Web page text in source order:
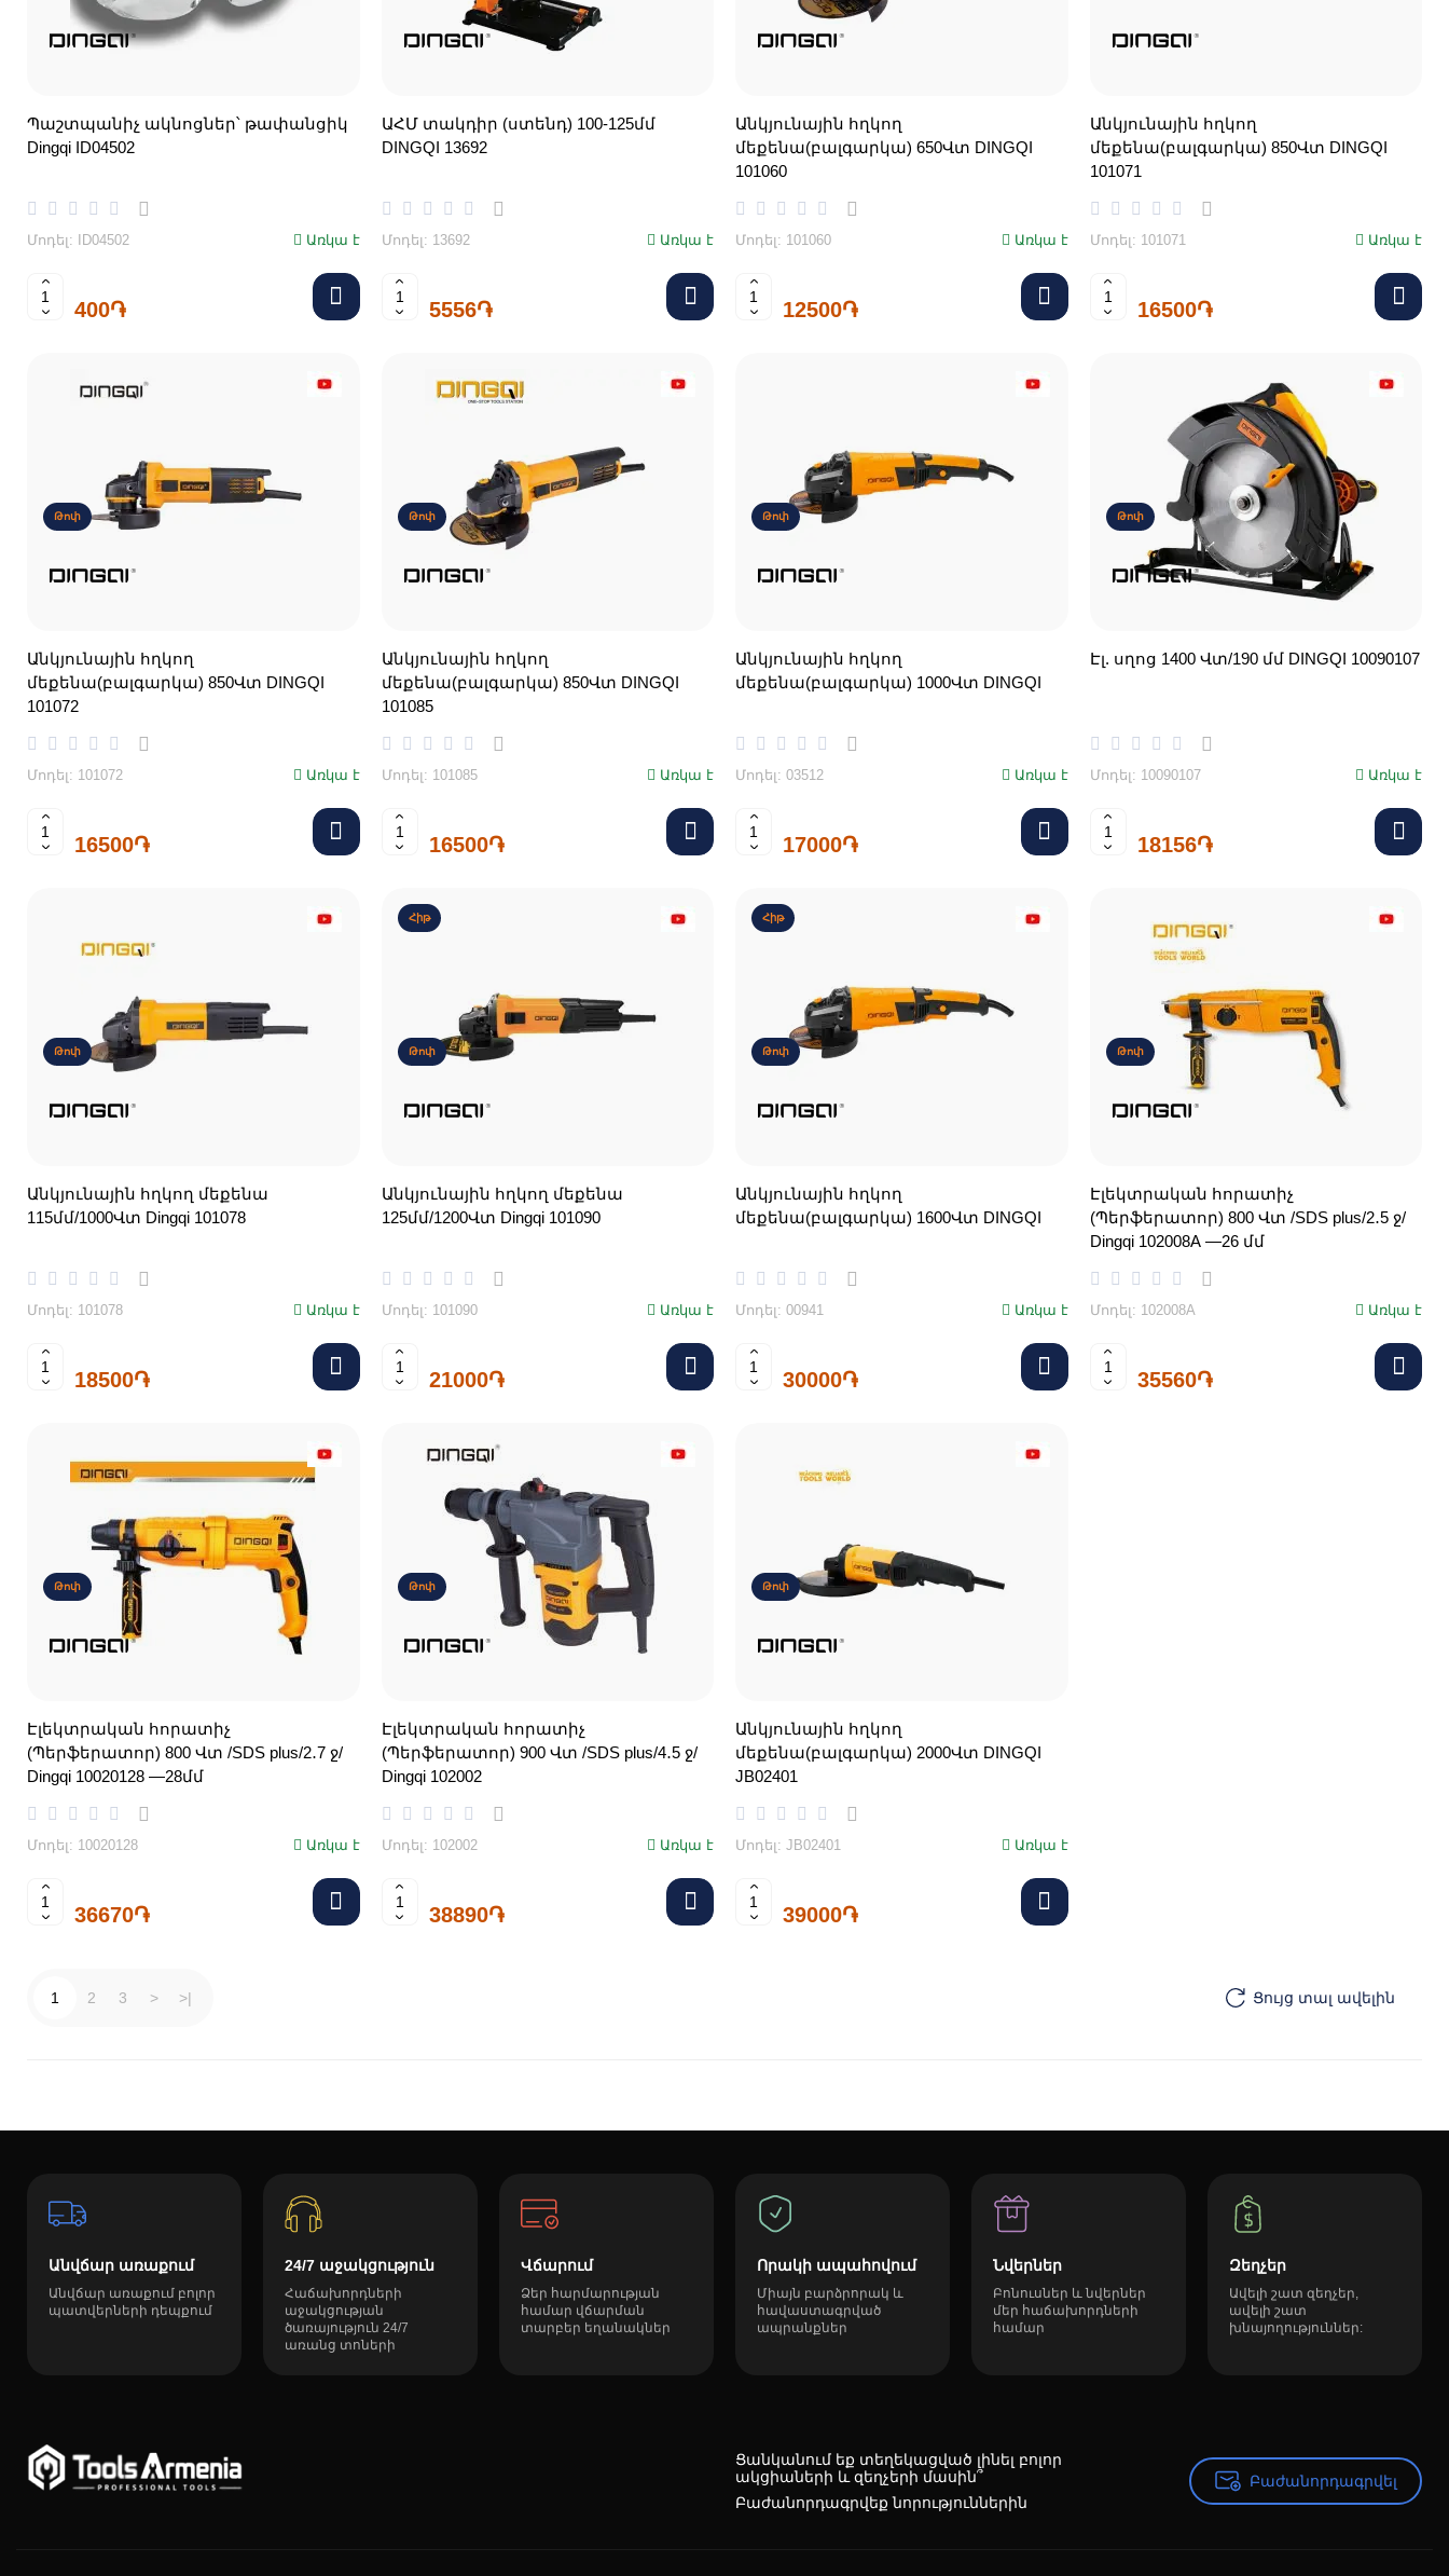
Պաշտպանիչ ակնոցներ՝ թափանցիկ
Dingqi ID04502
Մոդել: ID04502 Առկա է
400֏
ԱՀՄ տակդիր (ստենդ) 100-125մմ
DINGQI 13692
Մոդել: 13692 Առկա է
5556֏
Անկյունային հղկող
մեքենա(բալգարկա) 650Վտ DINGQI
101060
Մոդել: 101060 Առկա է
12500֏
Անկյունային հղկող
մեքենա(բալգարկա) 850Վտ DINGQI
101071
Մոդել: 101071 Առկա է
16500֏
Թոփ
Անկյունային հղկող
մեքենա(բալգարկա) 850Վտ DINGQI
101072
Մոդել: 101072 Առկա է
16500֏
Թոփ
Անկյունային հղկող
մեքենա(բալգարկա) 850Վտ DINGQI
101085
Մոդել: 101085 Առկա է
16500֏
Թոփ
Անկյունային հղկող
մեքենա(բալգարկա) 1000Վտ DINGQI
Մոդել: 03512 Առկա է
17000֏
Թոփ
Էլ. սղոց 1400 Վտ/190 մմ DINGQI 10090107
Մոդել: 10090107 Առկա է
18156֏
Թոփ
Անկյունային հղկող մեքենա
115մմ/1000Վտ Dingqi 101078
Մոդել: 101078 Առկա է
18500֏
Հիթ
Թոփ
Անկյունային հղկող մեքենա
125մմ/1200Վտ Dingqi 101090
Մոդել: 101090 Առկա է
21000֏
Հիթ
Թոփ
Անկյունային հղկող
մեքենա(բալգարկա) 1600Վտ DINGQI
Մոդել: 00941 Առկա է
30000֏
Թոփ
Էլեկտրական հորատիչ
(Պերֆերատոր) 800 Վտ /SDS plus/2․5 ջ/
Dingqi 102008A —26 մմ
Մոդել: 102008A Առկա է
35560֏
Թոփ
Էլեկտրական հորատիչ
(Պերֆերատոր) 800 Վտ /SDS plus/2․7 ջ/
Dingqi 10020128 —28մմ
Մոդել: 10020128 Առկա է
36670֏
Թոփ
Էլեկտրական հորատիչ
(Պերֆերատոր) 900 Վտ /SDS plus/4․5 ջ/
Dingqi 102002
Մոդել: 102002 Առկա է
38890֏
Թոփ
Անկյունային հղկող
մեքենա(բալգարկա) 2000Վտ DINGQI
JB02401
Մոդել: JB02401 Առկա է
39000֏
Ցույց տալ ավելին
1 2 3 > >|
Անվճար առաքում
Անվճար առաքում բոլոր
պատվերների դեպքում
24/7 աջակցություն
Հաճախորդների
աջակցության
ծառայություն 24/7
առանց տոների
Վճարում
Ձեր հարմարության
համար վճարման
տարբեր եղանակներ
Որակի ապահովում
Միայն բարձրորակ և
հավաստագրված
ապրանքներ
Նվերներ
Բոնուսներ և նվերներ
մեր հաճախորդների
համար
Զեղչեր
Ավելի շատ զեղչեր,
ավելի շատ
խնայողություններ:
Ցանկանում եք տեղեկացված լինել բոլոր
ակցիաների և զեղչերի մասին՞
Բաժանորդագրվեք նորություններին
Բաժանորդագրվել
Բաժանորդագրվել